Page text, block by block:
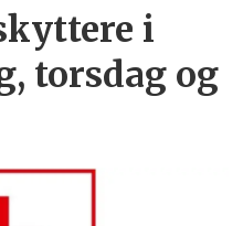
i
torsdag og